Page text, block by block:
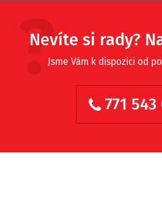
Nevíte si rady?
Jsme Vám k dispozici od
771 543